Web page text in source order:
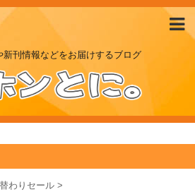
新刊情報などをお届けするブログ
わりセール >